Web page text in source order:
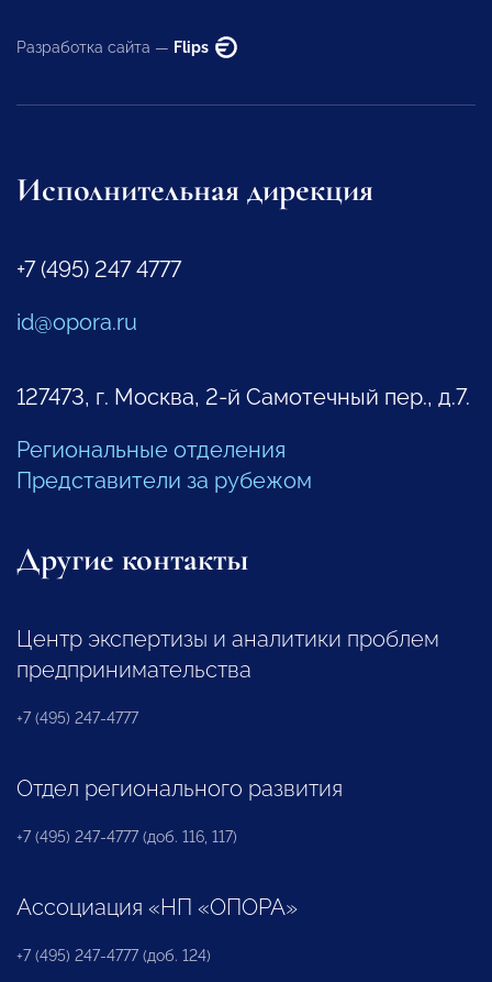
Разработка сайта — Flips
Исполнительная дирекция
+7 (495) 247 4777
id@opora.ru
127473, г. Москва, 2-й Самотечный пер., д.7.
Региональные отделения
Представители за рубежом
Другие контакты
Центр экспертизы и аналитики проблем
предпринимательства
+7 (495) 247-4777
Отдел регионального развития
+7 (495) 247-4777 (доб. 116, 117)
Ассоциация «НП «ОПОРА»
+7 (495) 247-4777 (доб. 124)